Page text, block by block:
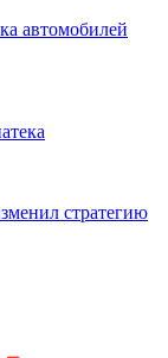
автомобилей
стратегию